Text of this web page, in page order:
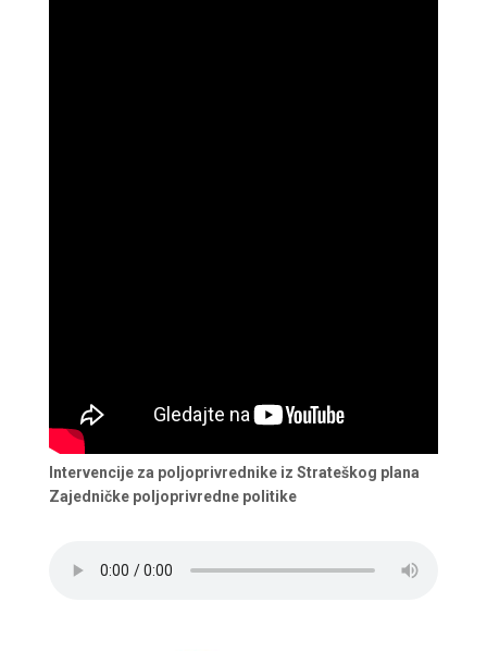
Intervencije za poljoprivrednike iz Strateškog plana
Zajedničke poljoprivredne politike